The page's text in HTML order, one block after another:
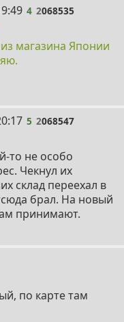
4 2068535
магазина Японии
5 2068547
то не особо
Чекнул их
склад переехал в
брал. На новый
принимают.
по карте там